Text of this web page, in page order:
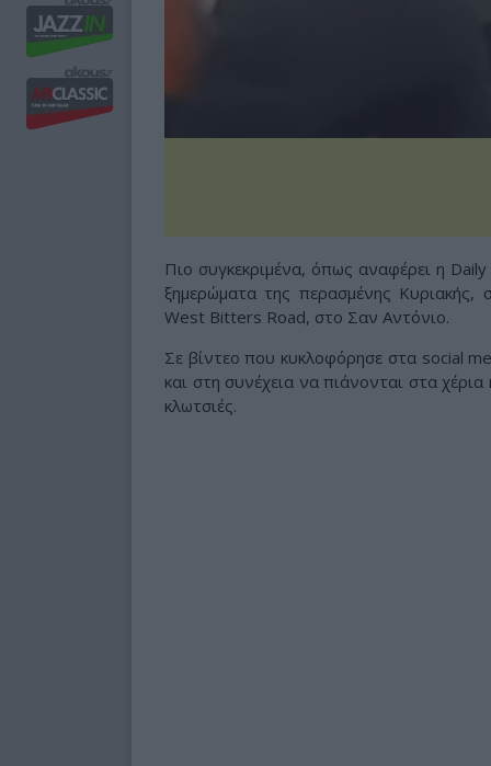
Πιο συγκεκριμένα, όπως αναφέρει η
ξημερώματα της περασμένης
West Bitters Road, στο Σαν Αντόνιο.
Σε βίντεο που κυκλοφόρησε στα social
και στη συνέχεια να πιάνονται στα
κλωτσιές.